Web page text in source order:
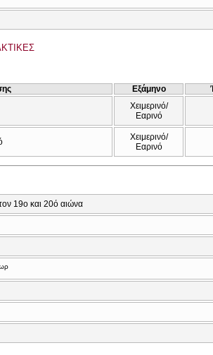
Εξάμηνο
Χειμερινό/
Εαρινό
Χειμερινό/
Εαρινό
19ο και 20ό αιώνα